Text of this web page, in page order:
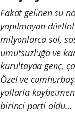
Fakat gelinen şu
yapılmayan
milyonlarca sol,
umutsuzluğa ve
kurultayda genç,
Özel ve
yollarla
birinci parti oldu…